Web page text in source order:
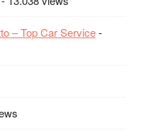
– Top Car Service-